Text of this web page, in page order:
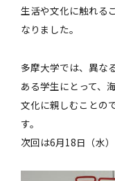
生活や文化に触れる
なりました。
多摩大学では、異な
ある学生にとって、
文化に親しむことの
す。
次回は6月18日（水